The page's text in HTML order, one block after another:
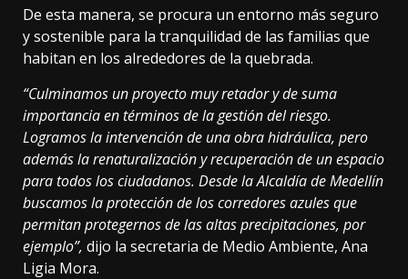
De esta manera, se procura un entorno más seguro
y sostenible para la tranquilidad de las familias que
habitan en los alrededores de la quebrada.
“Culminamos un proyecto muy retador y de suma
importancia en términos de la gestión del riesgo.
Logramos la intervención de una obra hidráulica, pero
además la renaturalización y recuperación de un espacio
para todos los ciudadanos. Desde la Alcaldía de Medellín
buscamos la protección de los corredores azules que
permitan protegernos de las altas precipitaciones, por
ejemplo”, dijo la secretaria de Medio Ambiente, Ana
Ligia Mora.